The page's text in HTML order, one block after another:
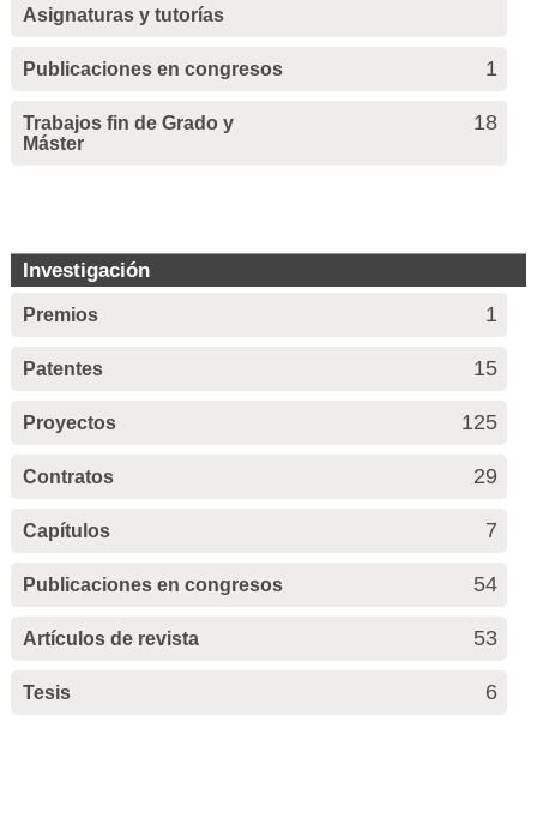
Asignaturas y tutorías
Publicaciones en congresos 1
Trabajos fin de Grado y
Máster
18
Investigación
Premios 1
Patentes 15
Proyectos 125
Contratos 29
Capítulos 7
Publicaciones en congresos 54
Artículos de revista 53
Tesis 6